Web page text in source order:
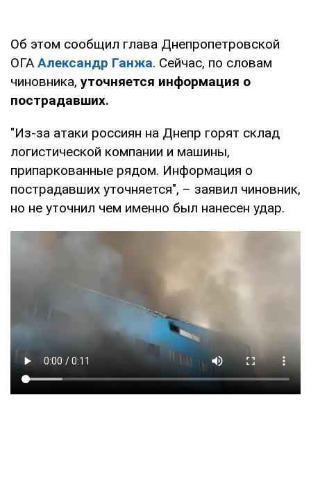
Об этом сообщил глава Днепропетровской
ОГА Александр Ганжа. Сейчас, по словам
чиновника, уточняется информация о
пострадавших.
"Из-за атаки россиян на Днепр горят склад
логистической компании и машины,
припаркованные рядом. Информация о
пострадавших уточняется", – заявил чиновник,
но не уточнил чем именно был нанесен удар.